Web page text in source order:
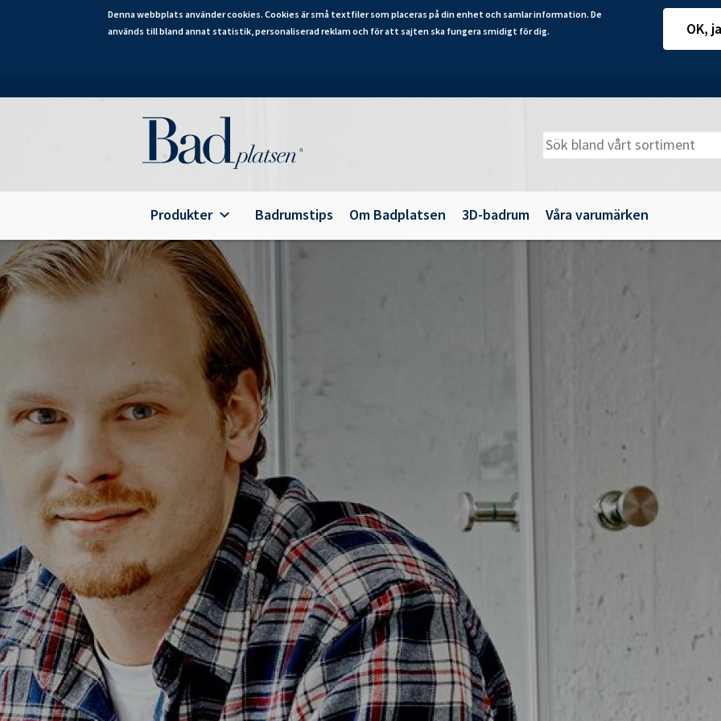
Denna webbplats använder cookies. Cookies är små textfiler som placeras på din enhet och samlar information. De
används till bland annat statistik, personaliserad reklam och för att sajten ska fungera smidigt för dig.
OK,
till
Produkter
Alterna Ariella Aqua
Alterna Ariella
Alterna Basic Aqua
Alterna Basic
Alterna Bella Aqua
Alterna Ella Aqua
Alterna Ella
Alterna Gabriella
Alterna Isabella Aqua
Alterna Isabella
Alterna Isella Aqua
Alterna Isella
Alterna Luxor
Duravit L-Cube
Geberit Smyle Square
Geberit iCon
Ifö Option
Ifö Sense Art
Ifö Sense Modern
Ifö Sense Pro
Ifö Spira
Tillbehör till badrumsmöbler
Spegelhållare
Tvålkorgar
WC-pappershållare
Handduksstänger
Handdukskrokar
Tvättställsblandare
Tvättställsblandare för
inbyggnad
Beröringsfria
tvättställsblandare
Avloppsarmatur och tillbehör
Badrumstips Om Badplatsen 3D-badrum Våra varumärken